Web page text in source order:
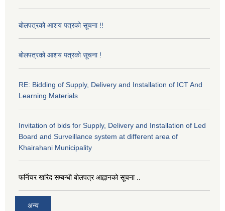
बोलपत्रको आशय पत्रको सूचना !!
बोलपत्रको आशय पत्रको सूचना !
RE: Bidding of Supply, Delivery and Installation of ICT And
Learning Materials
Invitation of bids for Supply, Delivery and Installation of Led
Board and Surveillance system at different area of
Khairahani Municipality
फर्निचर खरिद सम्बन्धी बोलपत्र आह्वानको सूचना ..
अन्य